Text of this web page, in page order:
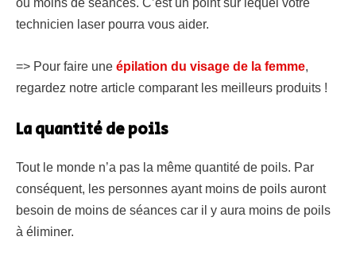
technicien laser pourra vous aider.
=> Pour faire une épilation du visage de la femme,
regardez notre article comparant les meilleurs produits !
La quantité de poils
Tout le monde n’a pas la même quantité de poils. Par
conséquent, les personnes ayant moins de poils auront
besoin de moins de séances car il y aura moins de poils
à éliminer.